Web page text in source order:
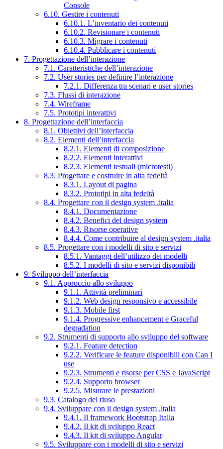
Console
6.10. Gestire i contenuti
6.10.1. L’inventario dei contenuti
6.10.2. Revisionare i contenuti
6.10.3. Migrare i contenuti
6.10.4. Pubblicare i contenuti
7. Progettazione dell’interazione
7.1. Caratteristiche dell’interazione
7.2. User stories per definire l’interazione
7.2.1. Differenza tra scenari e user stories
7.3. Flussi di interazione
7.4. Wireframe
7.5. Prototipi interattivi
8. Progettazione dell’interfaccia
8.1. Obiettivi dell’interfaccia
8.2. Elementi dell’interfaccia
8.2.1. Elementi di composizione
8.2.2. Elementi interattivi
8.2.3. Elementi testuali (microtesti)
8.3. Progettare e costruire in alta fedeltà
8.3.1. Layout di pagina
8.3.2. Prototipi in alta fedeltà
8.4. Progettare con il design system .italia
8.4.1. Documentazione
8.4.2. Benefici del design system
8.4.3. Risorse operative
8.4.4. Come contribuire al design system .italia
8.5. Progettare con i modelli di sito e servizi
8.5.1. Vantaggi dell’utilizzo dei modelli
8.5.2. I modelli di sito e servizi disponibili
9. Sviluppo dell’interfaccia
9.1. Approccio allo sviluppo
9.1.1. Attività preliminari
9.1.2. Web design responsivo e accessibile
9.1.3. Mobile first
9.1.4. Progressive enhancement e Graceful
degradation
9.2. Strumenti di supporto allo sviluppo del software
9.2.1. Feature detection
9.2.2. Verificare le feature disponibili con Can I
use
9.2.3. Strumenti e risorse per CSS e JavaScript
9.2.4. Supporto browser
9.2.5. Misurare le prestazioni
9.3. Catalogo del riuso
9.4. Sviluppare con il design system .italia
9.4.1. Il framework Bootstrap Italia
9.4.2. Il kit di sviluppo React
9.4.3. Il kit di sviluppo Angular
9.5. Sviluppare con i modelli di sito e servizi